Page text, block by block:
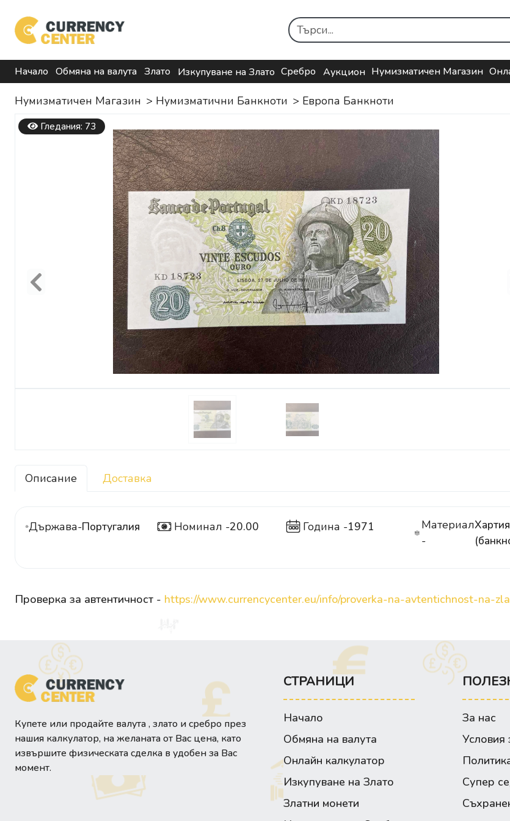
Начало Обмяна на валута Злато Изкупуване на Злато Сребро Аукцион Нумизматичен Магазин
Нумизматичен Магазин > Нумизматични Банкноти > Европа Банкноти
Гледания: 73
Previous
Описание Доставка
Държава-Португалия 20 Номинал -20.00 Година -1971
Материал
-
Хартия
Проверка за автентичност - https://www.currencycenter.eu/info/proverka-na-avtentichnost-na-
Купете или продайте валута , злато и сребро през
нашия калкулатор, на желаната от Вас цена, като
извършите физическата сделка в удобен за Вас
момент.
СТРАНИЦИ
Начало
Обмяна на валута
Онлайн калкулатор
Изкупуване на Злато
Златни монети
За нас
Условия
Супер